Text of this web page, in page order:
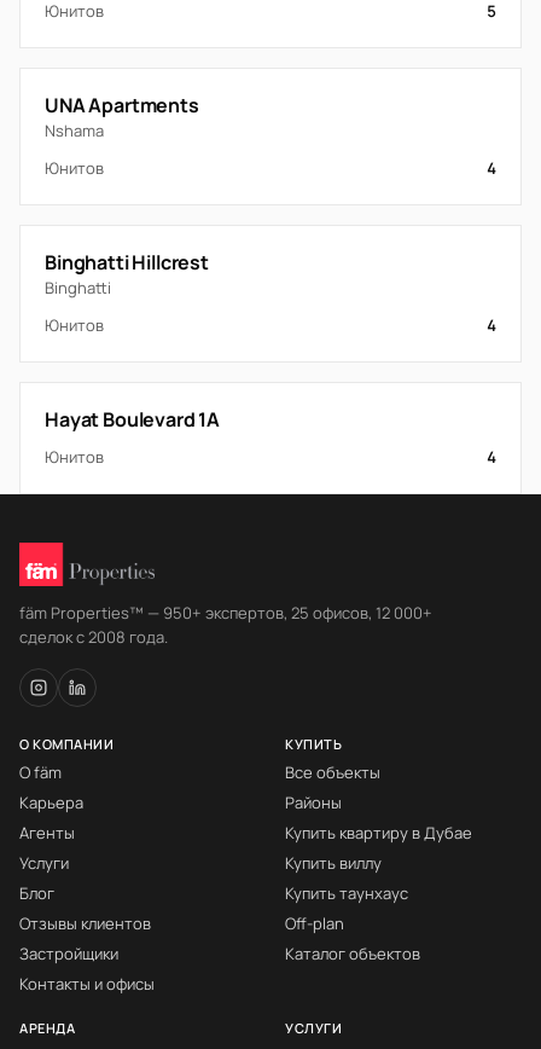
Юнитов
5
UNA Apartments
Nshama
Юнитов
4
Binghatti Hillcrest
Binghatti
Юнитов
4
Hayat Boulevard 1A
Юнитов 4
fäm Properties™ — 950+ экспертов, 25 офисов, 12 000+
сделок с 2008 года.
О КОМПАНИИ
О fäm
Карьера
Агенты
Услуги
Блог
Отзывы клиентов
Застройщики
Контакты и офисы
КУПИТЬ
Все объекты
Районы
Купить квартиру в Дубае
Купить виллу
Купить таунхаус
Off-plan
Каталог объектов
АРЕНДА УСЛУГИ